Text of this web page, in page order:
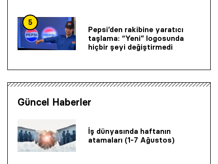
5
Pepsi’den rakibine yaratıcı
taşlama: “Yeni” logosunda
hiçbir şeyi değiştirmedi
Güncel Haberler
İş dünyasında haftanın
atamaları (1-7 Ağustos)